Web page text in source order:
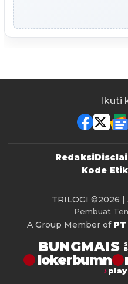
Ikuti
Redaksi
Kode
TRILOGI ©2026 |
Pembuat
A Group Member of PT
BUNGMAIS
lokerbumn
play